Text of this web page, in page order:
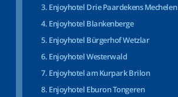
Enjoyhotel Drie Paardekens Mechelen
Enjoyhotel Blankenberge
Enjoyhotel Bürgerhof Wetzlar
Enjoyhotel Westerwald
Enjoyhotel am Kurpark Brilon
Enjoyhotel Eburon Tongeren